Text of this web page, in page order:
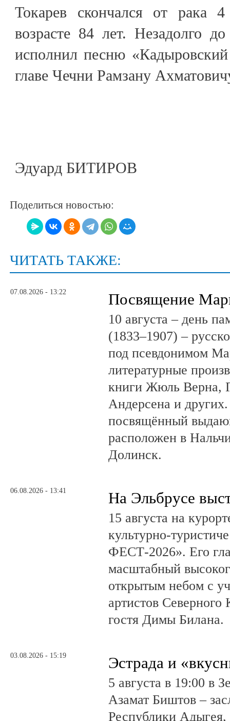
Токарев скончался от рака
возрасте 84 лет. Незадолго
исполнил песню
главе Чечни Рамзану
Эдуард БИТИРОВ
Поделиться новостью:
ЧИТАТЬ ТАКЖЕ:
07.08.2026 - 13:22 Посвящение
10 августа – день
(1833–1907) –
под псевдонимом
литературные
книги Жюль Верна,
Андерсена и
посвящённый
расположен в
Долинск.
06.08.2026 - 13:41 На Эльбрусе
15 августа на
культурно-
ФЕСТ-2026». Его
масштабный
открытым небом с
артистов Северного
гостя Димы Билана.
03.08.2026 - 15:19 Эстрада и
5 августа в 19:00 в
Азамат Биштов –
Республики